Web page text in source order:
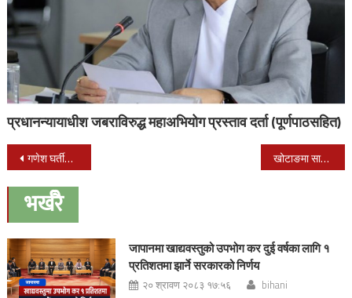
प्रधानन्यायाधीश जबराविरुद्ध महाअभियोग प्रस्ताव दर्ता (पूर्णपाठसहित)
Post
navigation
गणेश घर्तीको पहिलो लोकगीत “सानू तिमी मेरी मात्र हौ” खोटाङमा सामीद्वारा आफ्नै कामको अनुगमन
भर्खरै
जापानमा खाद्यवस्तुको उपभोग कर दुई वर्षका लागि १
प्रतिशतमा झार्ने सरकारको निर्णय
२० श्रावण २०८३ १७:५६ bihani